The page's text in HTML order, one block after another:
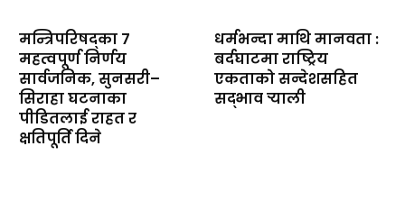
मन्त्रिपरिषद्का ७
महत्वपूर्ण निर्णय
सार्वजनिक, सुनसरी–
सिराहा घटनाका
पीडितलाई राहत र
क्षतिपूर्ति दिने
धर्मभन्दा माथि मानवता :
बर्दघाटमा राष्ट्रिय
एकताको सन्देशसहित
सद्भाव र्‍याली